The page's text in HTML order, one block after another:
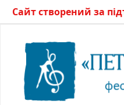
Сайт створений за